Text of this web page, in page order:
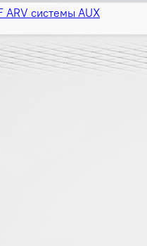
ARV системы AUX